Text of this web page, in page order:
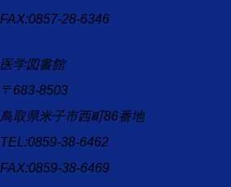
FAX:0857-28-6346
医学図書館
〒683-8503
鳥取県米子市西町86番地
TEL:0859-38-6462
FAX:0859-38-6469